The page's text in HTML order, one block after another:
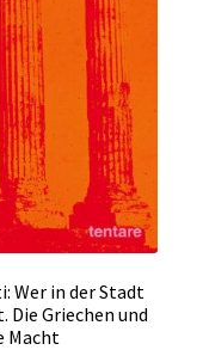
Wer in der Stadt
Die Griechen und
Macht